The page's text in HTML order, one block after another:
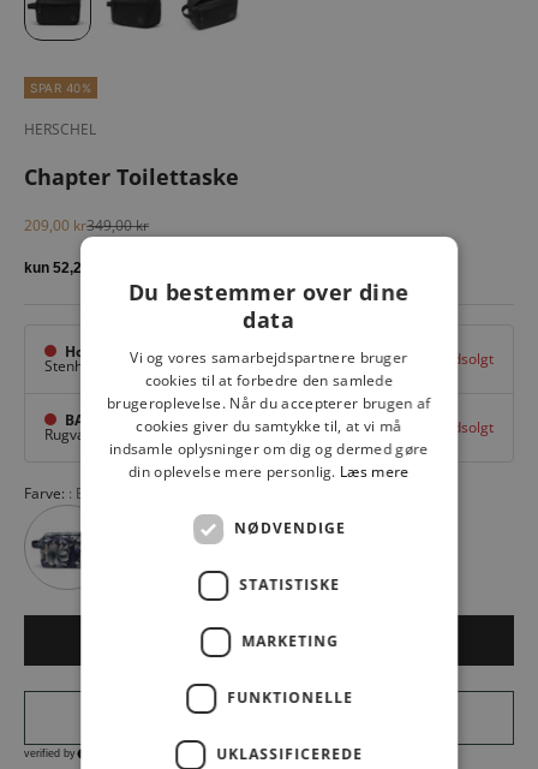
SPAR 40%
HERSCHEL
Chapter Toilettaske
Salgspris
209,00 krNormalpris
349,00 kr
Hovedlager
Stenhuggervej 10, Odense M Udsolgt
BAGGI Tarup Center
Rugvang 36, Odense NV Udsolgt
Farve: Black Tonal 05881
Udsolgt
Du bestemmer over dine
data
Vi og vores samarbejdspartnere bruger
cookies til at forbedre den samlede
brugeroplevelse. Når du accepterer brugen af
cookies giver du samtykke til, at vi må
indsamle oplysninger om dig og dermed gøre
din oplevelse mere personlig. Læs mere
NØDVENDIGE
STATISTISKE
MARKETING
FUNKTIONELLE
UKLASSIFICEREDE